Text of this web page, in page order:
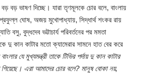
বড় ভাষণ দিচ্ছে। যারা তৃণমূলকে চোর বলে, বাংলায়
ঘোষ, অজয় মুখোপাধ্যায়, সিদ্ধার্থ শংকর রায়
বসু, বুদ্ধদেব ভট্টাচার্য পরিবর্তনের পর মমতা
দু কান কাটার মতো ক্যামেরার সামনে হাত বের করে
যে মুখ্যমন্ত্রী তাকে টিভির পর্দায় দু কান কাটার
এরা আমাদের চোর বলে? মানুষ বোকা নয়,